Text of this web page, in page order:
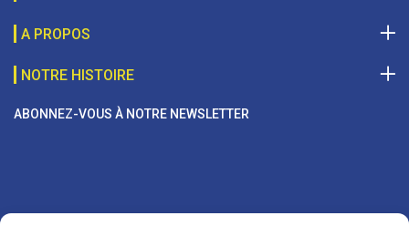
A PROPOS
NOTRE HISTOIRE
ABONNEZ-VOUS À NOTRE NEWSLETTER